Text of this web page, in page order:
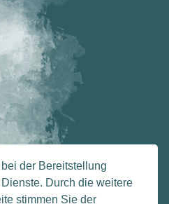
der Bereitstellung
Durch die weitere
stimmen Sie der